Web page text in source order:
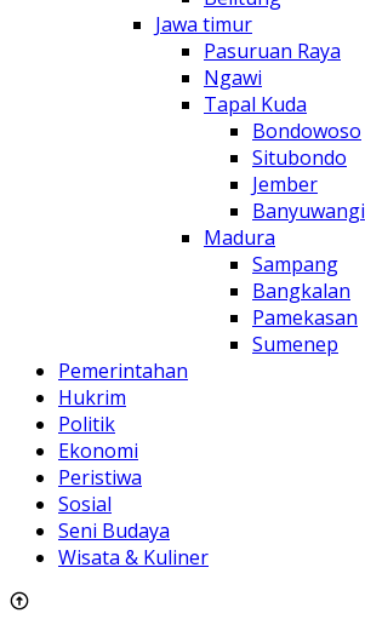
Jawa timur
Pasuruan Raya
Ngawi
Tapal Kuda
Bondowoso
Situbondo
Jember
Banyuwangi
Madura
Sampang
Bangkalan
Pamekasan
Sumenep
Pemerintahan
Hukrim
Politik
Ekonomi
Peristiwa
Sosial
Seni Budaya
Wisata & Kuliner